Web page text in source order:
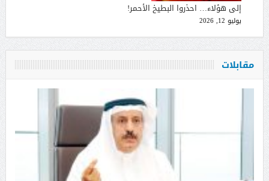
إلى هؤلاء… احذروا البطيخ الأحمر!
يوليو 12, 2026
مقابلات